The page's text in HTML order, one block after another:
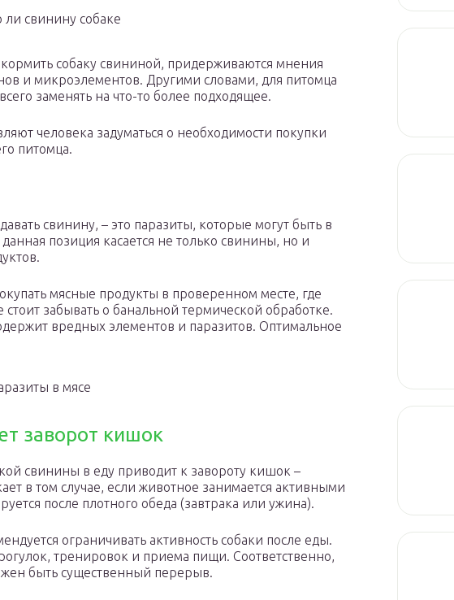
свинину собаке
собаку свининой, придерживаются мнения
и микроэлементов. Другими словами, для питомца
заменять на что-то более подходящее.
человека задуматься о необходимости покупки
питомца.
свинину, – это паразиты, которые могут быть в
позиция касается не только свинины, но и
мясные продукты в проверенном месте, где
забывать о банальной термической обработке.
вредных элементов и паразитов. Оптимальное
в мясе
заворот кишок
свинины в еду приводит к завороту кишок –
в том случае, если животное занимается активными
после плотного обеда (завтрака или ужина).
ограничивать активность собаки после еды.
тренировок и приема пищи. Соответственно,
быть существенный перерыв.